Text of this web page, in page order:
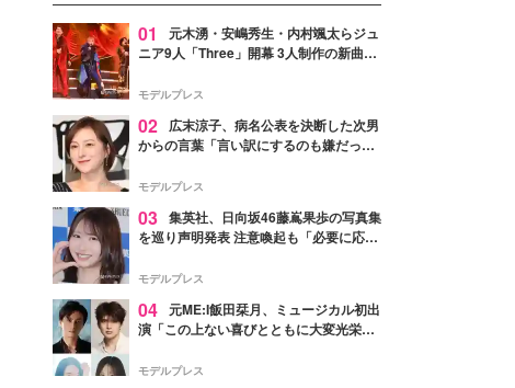
01
元木湧・安嶋秀生・内村颯太らジュ
ニア9人「Three」開幕 3人制作の新曲＆
進んで夢を掴みたい」【ゲネプロレポ】
モデルプレス
02
広末涼子、病名公表を決断した次男
からの言葉「言い訳にするのも嫌だっ
モデルプレス
03 集英社、日向坂46藤嶌果歩の写真集
を巡り声明発表 注意喚起も「必要に応じ
モデルプレス
04 元ME:I飯田栞月、ミュージカル初出
演「この上ない喜びとともに大変光栄」
ャスト発表
モデルプレス